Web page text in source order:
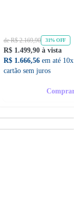
de R$ 2.169,90 31% OFF
R$ 1.499,90 à vista
R$ 1.666,56 em até
cartão sem juros